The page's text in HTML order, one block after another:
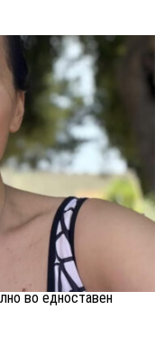
во едноставен